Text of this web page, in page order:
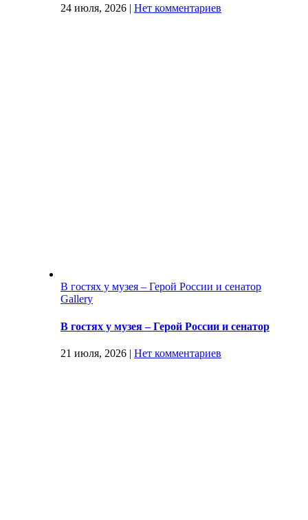
24 июля, 2026 | Нет комментариев
В гостях у музея – Герой России и сенатор
Gallery
В гостях у музея – Герой России и сенатор
21 июля, 2026 | Нет комментариев